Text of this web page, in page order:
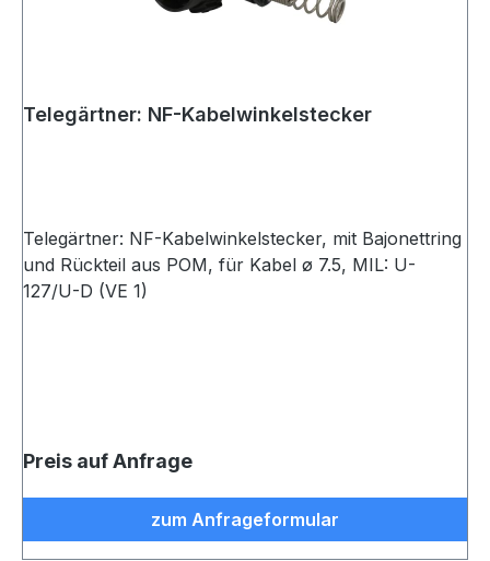
Telegärtner: NF-Kabelwinkelstecker
Telegärtner: NF-Kabelwinkelstecker, mit Bajonettring
und Rückteil aus POM, für Kabel ø 7.5, MIL: U-
127/U-D (VE 1)
Preis auf Anfrage
zum Anfrageformular